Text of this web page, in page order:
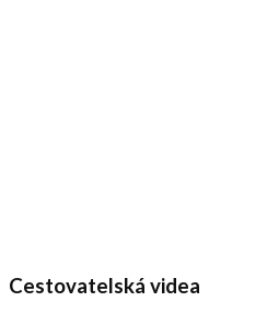
Cestovatelská videa